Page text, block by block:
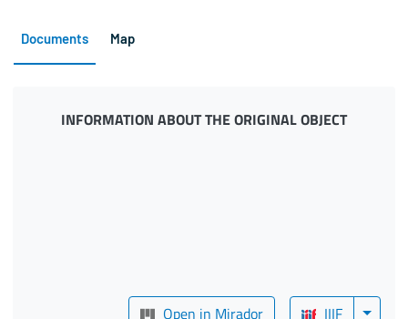
Documents Map
INFORMATION ABOUT THE ORIGINAL OBJECT
Open in Mirador
IIIF